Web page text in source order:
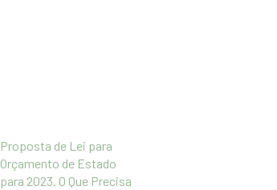
Proposta de Lei para
Orçamento de Estado
para 2023. O Que Precisa